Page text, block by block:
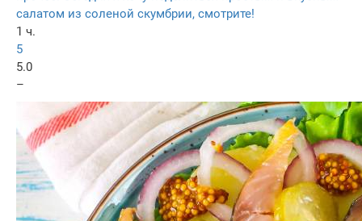
салатом из соленой скумбрии, смотрите!
1 ч.
5
5.0
–